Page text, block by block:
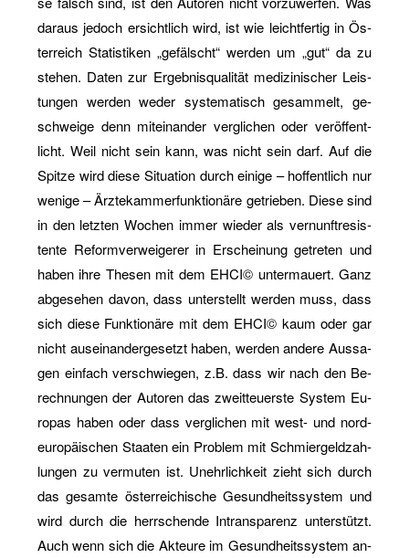
dar­aus je­doch er­sicht­lich wird, ist wie leicht­fer­tig in Ös­
ter­reich Sta­tis­ti­ken „ge­fälscht“ wer­den um „gut“ da zu
ste­hen. Daten zur Er­geb­nis­qua­li­tät me­di­zi­ni­scher Leis­
tun­gen wer­den weder sys­te­ma­tisch ge­sam­melt, ge­
schwei­ge denn mit­ein­an­der ver­gli­chen oder ver­öf­fent­
licht. Weil nicht sein kann, was nicht sein darf. Auf die
Spit­ze wird diese Si­tua­ti­on durch ei­ni­ge – hof­fent­lich nur
we­ni­ge – Ärz­te­kam­mer­funk­tio­nä­re ge­trie­ben. Diese sind
in den letz­ten Wo­chen immer wie­der als ver­nunf­tre­sis­
ten­te Re­form­ver­wei­ge­rer in Er­schei­nung ge­tre­ten und
haben ihre The­sen mit dem EHCI© un­ter­mau­ert. Ganz
ab­ge­se­hen davon, dass un­ter­stellt wer­den muss, dass
sich diese Funk­tio­nä­re mit dem EHCI© kaum oder gar
nicht aus­ein­an­der­ge­setzt haben, wer­den an­de­re Aus­sa­
gen ein­fach ver­schwie­gen, z.B. dass wir nach den Be­
rech­nun­gen der Au­to­ren das zweit­teu­ers­te Sys­tem Eu­
ro­pas haben oder dass ver­gli­chen mit west- und nord­
eu­ro­päi­schen Staa­ten ein Pro­blem mit Schmier­geld­zah­
lun­gen zu ver­mu­ten ist. Un­ehr­lich­keit zieht sich durch
das ge­sam­te ös­ter­rei­chi­sche Ge­sund­heits­sys­tem und
wird durch die herr­schen­de In­trans­pa­renz un­ter­stützt.
Auch wenn sich die Ak­teu­re im Ge­sund­heits­sys­tem an­